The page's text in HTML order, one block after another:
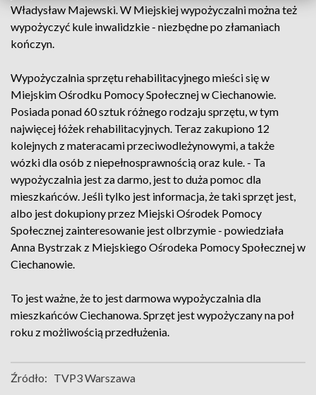
Władysław Majewski. W Miejskiej wypożyczalni można też
wypożyczyć kule inwalidzkie - niezbędne po złamaniach
kończyn.
Wypożyczalnia sprzętu rehabilitacyjnego mieści się w
Miejskim Ośrodku Pomocy Społecznej w Ciechanowie.
Posiada ponad 60 sztuk różnego rodzaju sprzętu, w tym
najwięcej łóżek rehabilitacyjnych. Teraz zakupiono 12
kolejnych z materacami przeciwodleżynowymi, a także
wózki dla osób z niepełnosprawnością oraz kule. - Ta
wypożyczalnia jest za darmo, jest to duża pomoc dla
mieszkańców. Jeśli tylko jest informacja, że taki sprzęt jest,
albo jest dokupiony przez Miejski Ośrodek Pomocy
Społecznej zainteresowanie jest olbrzymie - powiedziała
Anna Bystrzak z Miejskiego Ośrodeka Pomocy Społecznej w
Ciechanowie.
To jest ważne, że to jest darmowa wypożyczalnia dla
mieszkańców Ciechanowa. Sprzęt jest wypożyczany na poł
roku z możliwością przedłużenia.
Źródło: TVP3 Warszawa